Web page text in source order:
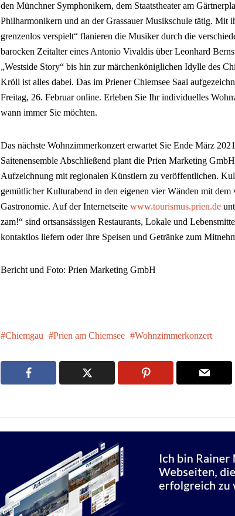
den Münchner Symphonikern, dem Staatstheater am
Philharmonikern und an der Grassauer Musikschule tätig. Mit
grenzenlos verspielt“ flanieren die Musiker durch die
barocken Zeitalter eines Antonio Vivaldis über Leonhard
„Westside Story“ bis hin zur märchenköniglichen Idylle des
Kröll ist alles dabei. Das im Priener Chiemsee Saal
Freitag, 26. Februar online. Erleben Sie Ihr individuelles
wann immer Sie möchten.
Das nächste Wohnzimmerkonzert erwartet Sie Ende März
Saitenensemble Abschließend plant die Prien Marketing
Aufzeichnung mit regionalen Künstlern zu veröffentlichen.
gemütlicher Kulturabend in den eigenen vier Wänden mit
Gastronomie. Auf der Internetseite www.tourismus.prien.de
zam!“ sind ortsansässigen Restaurants, Lokale und
kontaktlos liefern oder ihre Speisen und Getränke zum
Bericht und Foto: Prien Marketing GmbH
Chiemgau Prien am Chiemsee Wohnzimmerkonzert